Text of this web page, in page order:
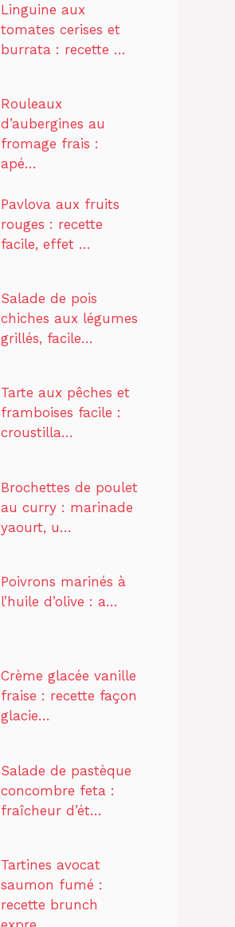
Linguine aux
tomates cerises et
burrata : recette …
Rouleaux
d’aubergines au
fromage frais :
apé…
Pavlova aux fruits
rouges : recette
facile, effet …
Salade de pois
chiches aux légumes
grillés, facile…
Tarte aux pêches et
framboises facile :
croustilla…
Brochettes de poulet
au curry : marinade
yaourt, u…
Poivrons marinés à
l’huile d’olive : a…
Crème glacée vanille
fraise : recette façon
glacie…
Salade de pastèque
concombre feta :
fraîcheur d’ét…
Tartines avocat
saumon fumé :
recette brunch